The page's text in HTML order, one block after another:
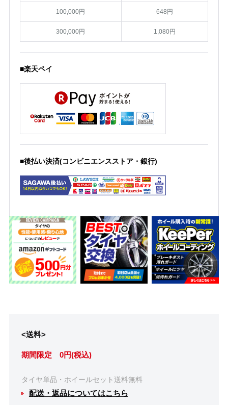
100,000円 648円
300,000円 1,080円
■楽天ペイ
■後払い決済(コンビニエンスストア・銀行)
<送料>
期間限定 0円(税込)
タイヤ単品・ホイールセット送料無料
配送・返品についてはこちら